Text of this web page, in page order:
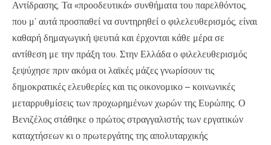
Αντίδρασης. Τα «προοδευτικά» συνθήματα του παρελθόντος,
που μ’ αυτά προσπαθεί να συντηρηθεί ο φιλελευθερισμός, είναι
καθαρή δημαγωγική ψευτιά και έρχονται κάθε μέρα σε
αντίθεση με την πράξη του. Στην Ελλάδα ο φιλελευθερισμός
ξεψύχησε πριν ακόμα οι λαϊκές μάζες γνωρίσουν τις
δημοκρατικές ελευθερίες και τις οικονομικο – κοινωνικές
μεταρρυθμίσεις των προχωρημένων χωρών της Ευρώπης. Ο
Βενιζέλος στάθηκε ο πρώτος στραγγαλιστής των εργατικών
καταχτήσεων κι ο πρωτεργάτης της απολυταρχικής